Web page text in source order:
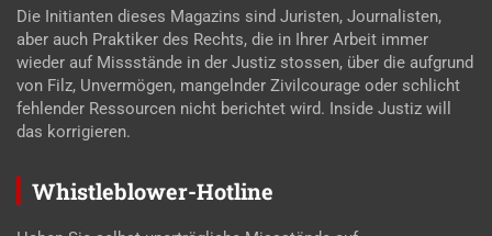
Die Initianten dieses Magazins sind Juristen, Journalisten,
aber auch Praktiker des Rechts, die in Ihrer Arbeit immer
wieder auf Missstände in der Justiz stossen, über die aufgrund
von Filz, Unvermögen, mangelnder Zivilcourage oder schlicht
fehlender Ressourcen nicht berichtet wird. Inside Justiz will
das korrigieren.
Whistleblower-Hotline